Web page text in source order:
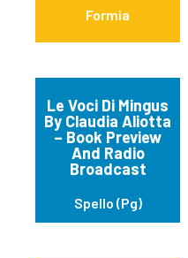
Formia
Le Voci Di Mingus
By Claudia Aliotta
– Book Preview
And Radio
Broadcast
Spello (Pg)